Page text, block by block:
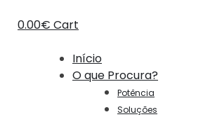
0.00€ Cart
Início
O que Procura?
Potência
Soluções